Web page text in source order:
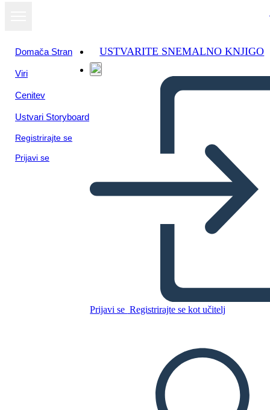
Domača Stran
Viri
Cenitev
Ustvari Storyboard
Registrirajte se
Prijavi se
USTVARITE SNEMALNO KNJIGO
Prijavi se Registrirajte se kot učitelj
Kopirajte to snemalno knjigo
PREDVAJANJE DIAPROJEKCIJE
PREBERI MI